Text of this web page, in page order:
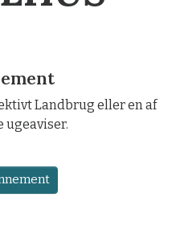
Landbrug eller en af
ugeaviser.